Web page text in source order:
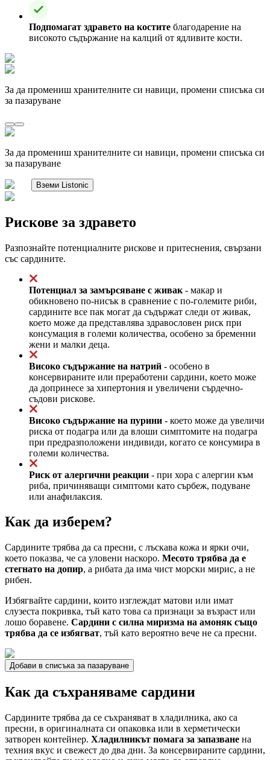
Подпомагат здравето на костите благодарение на
високото съдържание на калций от ядливите кости.
За да промениш хранителните си навици, промени списъка си
за пазаруване
За да промениш хранителните си навици, промени списъка си
за пазаруване
Вземи Listonic
Рискове за здравето
Разпознайте потенциалните рискове и притеснения, свързани
със сардините.
Потенциал за замърсяване с живак - макар и
обикновено по-нисък в сравнение с по-големите риби,
сардините все пак могат да съдържат следи от живак,
което може да представлява здравословен риск при
консумация в големи количества, особено за бременни
жени и малки деца.
Високо съдържание на натрий - особено в
консервираните или преработени сардини, което може
да допринесе за хипертония и увеличени сърдечно-
съдови рискове.
Високо съдържание на пурини - което може да увеличи
риска от подагра или да влоши симптомите на подагра
при предразположени индивиди, когато се консумира в
големи количества.
Риск от алергични реакции - при хора с алергии към
риба, причиняващи симптоми като сърбеж, подуване
или анафилаксия.
Как да изберем?
Сардините трябва да са пресни, с лъскава кожа и ярки очи,
което показва, че са уловени наскоро. Месото трябва да е
стегнато на допир, а рибата да има чист морски мирис, а не
рибен.
Избягвайте сардини, които изглеждат матови или имат
слузеста покривка, тъй като това са признаци за възраст или
лошо боравене. Сардини с силна миризма на амоняк също
трябва да се избягват, тъй като вероятно вече не са пресни.
Добави в списъка за пазаруване
Как да съхраняваме сардини
Сардините трябва да се съхраняват в хладилника, ако са
пресни, в оригиналната си опаковка или в херметически
затворен контейнер. Хладилникът помага за запазване на
техния вкус и свежест до два дни. За консервираните сардини,